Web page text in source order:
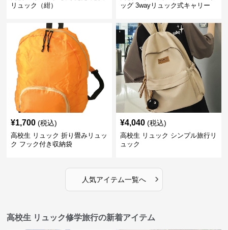
リュック（紺）
ッグ 3wayリュック式キャリー
¥1,700 (税込)
高校生 リュック 折り畳みリュッ
ク フック付き収納袋
¥4,040 (税込)
高校生 リュック シンプル旅行リ
ュック
人気アイテム一覧へ ›
高校生 リュック修学旅行の新着アイテム